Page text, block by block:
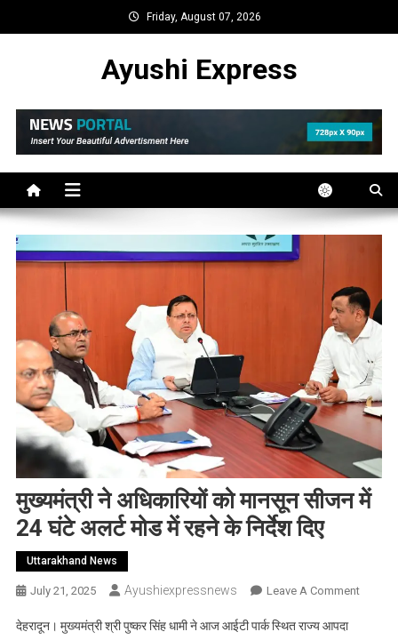
to
Friday, August 07, 2026
Ayushi Express
मुख्यमंत्री ने अधिकारियों को मानसून सीजन में
24 घंटे अलर्ट मोड में रहने के निर्देश दिए
Uttarakhand News
July 21, 2025 Ayushiexpressnews Leave A CommentOn
देहरादून। मुख्यमंत्री श्री पुष्कर सिंह धामी ने आज आईटी पार्क स्थित राज्य आपदा